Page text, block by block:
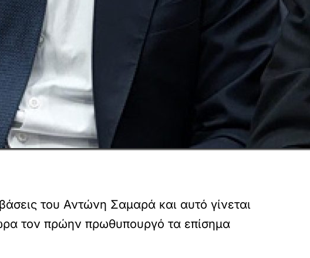
του Αντώνη Σαμαρά και αυτό γίνεται
τον πρώην πρωθυπουργό τα επίσημα